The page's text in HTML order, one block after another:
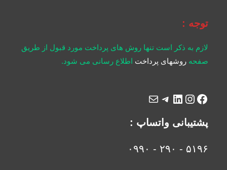
توجه :
لازم به ذکر است تنها روش های پرداخت مورد قبول از طریق
صفحهروشهای پرداخت اطلاع رسانی می شود.
پشتیبانی واتساپ :
۵۱۹۶ - ۲۹۰ - ۰۹۹۰